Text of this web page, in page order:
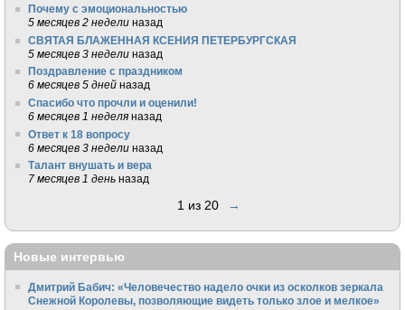
Почему с эмоциональностью
5 месяцев 2 недели назад
СВЯТАЯ БЛАЖЕННАЯ КСЕНИЯ ПЕТЕРБУРГСКАЯ
5 месяцев 3 недели назад
Поздравление с праздником
6 месяцев 5 дней назад
Спасибо что прочли и оценили!
6 месяцев 1 неделя назад
Ответ к 18 вопросу
6 месяцев 3 недели назад
Талант внушать и вера
7 месяцев 1 день назад
1 из 20 →
Новые интервью
Дмитрий Бабич: «Человечество надело очки из осколков зеркала
Снежной Королевы, позволяющие видеть только злое и мелкое»